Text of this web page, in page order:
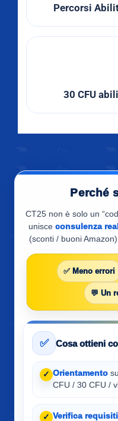
Percorsi
30 CFU
Perché
CT25 non è solo un
unisce consulenza
(sconti / buoni
✅ Meno errori
💬 Un
✅ Cosa ottieni
✓ Orientamento
CFU / 30 CFU /
✓ Verifica requisiti